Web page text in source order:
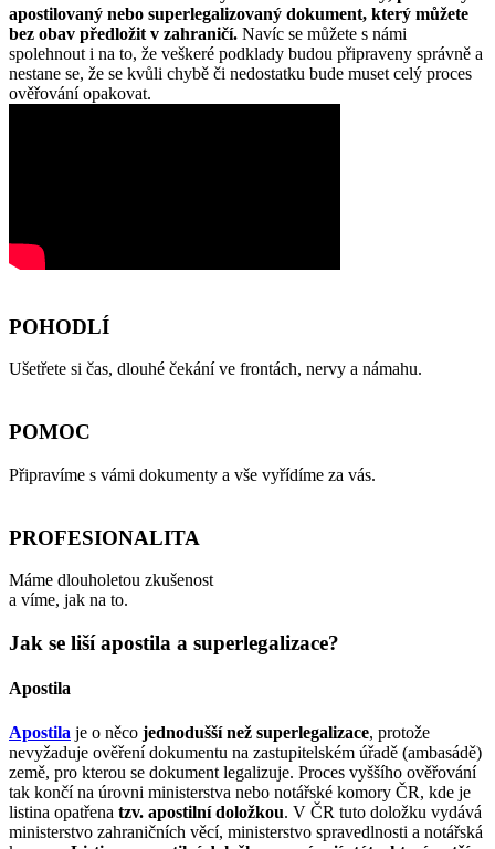
apostilovaný nebo superlegalizovaný dokument, který můžete
bez obav předložit v zahraničí. Navíc se můžete s námi
spolehnout i na to, že veškeré podklady budou připraveny správně a
nestane se, že se kvůli chybě či nedostatku bude muset celý proces
ověřování opakovat.
POHODLÍ
Ušetřete si čas, dlouhé čekání ve frontách, nervy a námahu.
POMOC
Připravíme s vámi dokumenty a vše vyřídíme za vás.
PROFESIONALITA
Máme dlouholetou zkušenost
a víme, jak na to.
Jak se liší apostila a superlegalizace?
Apostila
Apostila je o něco jednodušší než superlegalizace, protože
nevyžaduje ověření dokumentu na zastupitelském úřadě (ambasádě)
země, pro kterou se dokument legalizuje. Proces vyššího ověřování
tak končí na úrovni ministerstva nebo notářské komory ČR, kde je
listina opatřena tzv. apostilní doložkou. V ČR tuto doložku vydává
ministerstvo zahraničních věcí, ministerstvo spravedlnosti a notářská